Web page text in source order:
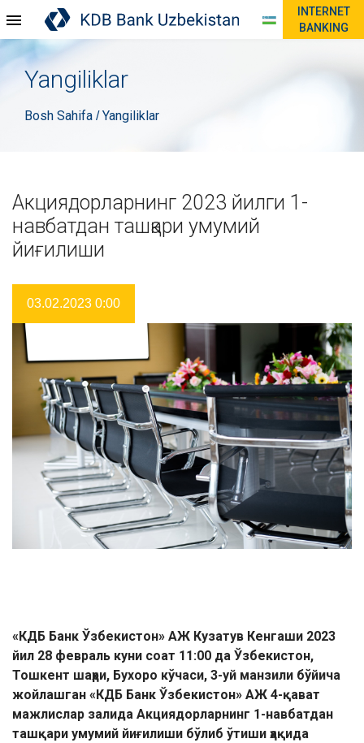
INTERNET
BANKING
Yangiliklar
Bosh Sahifa /Yangiliklar
Акциядорларнинг 2023 йилги 1-
навбатдан ташқари умумий
йиғилиши
03.02.2023 0:00
«КДБ Банк Ўзбекистон» АЖ Кузатув Кенгаши 2023
йил 28 февраль куни соат 11:00 да Ўзбекистон,
Тошкент шаҳри, Бухоро кўчаси, 3-уй манзили бўйича
жойлашган «КДБ Банк Ўзбекистон» АЖ 4-қават
мажлислар залида Акциядорларнинг 1-навбатдан
ташқари умумий йиғилиши бўлиб ўтиши ҳақида